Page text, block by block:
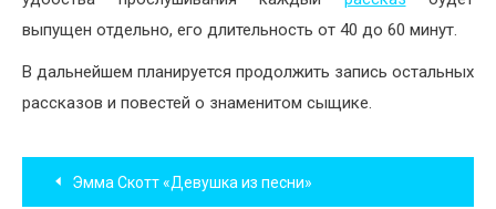
выпущен отдельно, его длительность от 40 до 60 минут.
В дальнейшем планируется продолжить запись остальных
рассказов и повестей о знаменитом сыщике.
Навигация
Эмма Скотт «Девушка из песни»